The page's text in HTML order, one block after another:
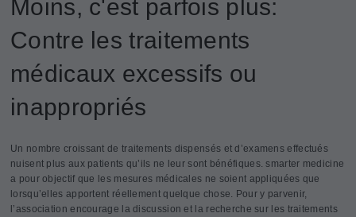
Moins, c'est parfois plus:
Contre les traitements
médicaux excessifs ou
inappropriés
Un nombre croissant de traitements dispensés et d’examens effectués
nuisent plus aux patients qu’ils ne leur sont bénéfiques. smarter medicine
a pour objectif que les mesures médicales ne soient appliquées que
lorsqu’elles apportent réellement quelque chose. Pour y parvenir,
l’association encourage la discussion et la recherche sur les traitements